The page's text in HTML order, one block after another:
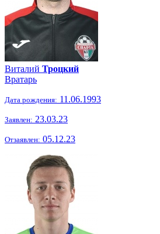
Виталий Троцкий
Вратарь
Дата рождения: 11.06.1993
Заявлен: 23.03.23
Отзаявлен: 05.12.23